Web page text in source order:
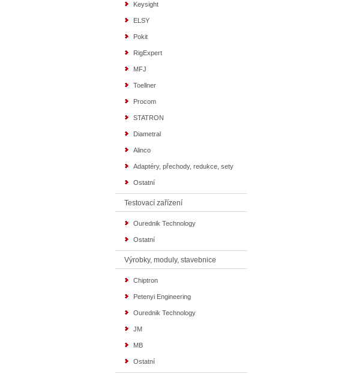
Keysight
ELSY
Pokit
RigExpert
MFJ
Toellner
Procom
STATRON
Diametral
Alinco
Adaptéry, přechody, redukce, sety
Ostatní
Testovací zařízení
Ourednik Technology
Ostatní
Výrobky, moduly, stavebnice
Chiptron
Petenyi Engineering
Ourednik Technology
JM
MB
Ostatní